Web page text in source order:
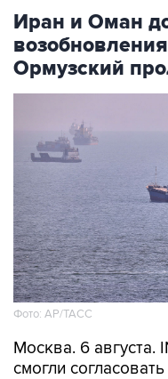
Иран и Оман
Ормузский
Фото: AP/ТАСС
Москва. 6 августа.
смогли